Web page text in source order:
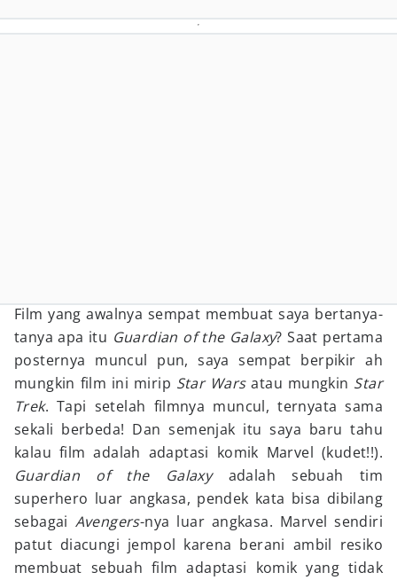
Film yang awalnya sempat membuat saya bertanya-
tanya apa itu Guardian of the Galaxy? Saat pertama
posternya muncul pun, saya sempat berpikir ah
mungkin film ini mirip Star Warsatau mungkin Star
Trek. Tapi setelah filmnya muncul, ternyata sama
sekali berbeda! Dan semenjak itu saya baru tahu
kalau film adalah adaptasi komik Marvel (kudet!!).
Guardian of the Galaxyadalah sebuah tim
superhero luar angkasa, pendek kata bisa dibilang
sebagai Avengers-nya luar angkasa. Marvel sendiri
patut diacungi jempol karena berani ambil resiko
membuat sebuah film adaptasi komik yang tidak